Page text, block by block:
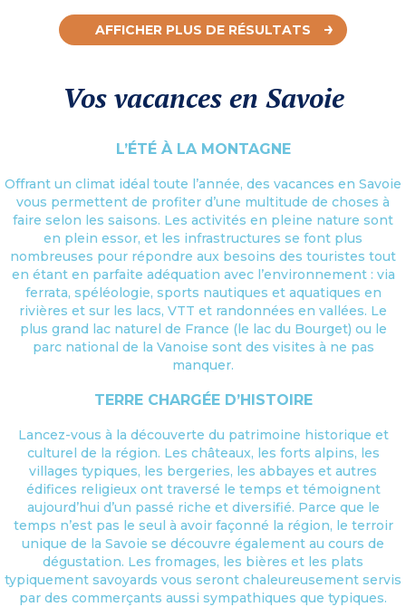
AFFICHER PLUS DE RÉSULTATS
Vos vacances en Savoie
L’ÉTÉ À LA MONTAGNE
Offrant un climat idéal toute l’année, des vacances en Savoie
vous permettent de profiter d’une multitude de choses à
faire selon les saisons. Les activités en pleine nature sont
en plein essor, et les infrastructures se font plus
nombreuses pour répondre aux besoins des touristes tout
en étant en parfaite adéquation avec l’environnement : via
ferrata, spéléologie, sports nautiques et aquatiques en
rivières et sur les lacs, VTT et randonnées en vallées. Le
plus grand lac naturel de France (le lac du Bourget) ou le
parc national de la Vanoise sont des visites à ne pas
manquer.
TERRE CHARGÉE D’HISTOIRE
Lancez-vous à la découverte du patrimoine historique et
culturel de la région. Les châteaux, les forts alpins, les
villages typiques, les bergeries, les abbayes et autres
édifices religieux ont traversé le temps et témoignent
aujourd’hui d’un passé riche et diversifié. Parce que le
temps n’est pas le seul à avoir façonné la région, le terroir
unique de la Savoie se découvre également au cours de
dégustation. Les fromages, les bières et les plats
typiquement savoyards vous seront chaleureusement servis
par des commerçants aussi sympathiques que typiques.